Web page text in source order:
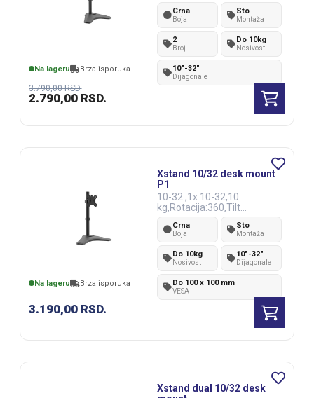
Na lageru Brza isporuka
3.790,00RSD.
2.790,00 RSD.
Crna
Boja
Sto
Montaža
2
Broj
Do 10kg
Nosivost
10"-32"
Dijagonale
Na lageru Brza isporuka
3.190,00 RSD.
Xstand 10/32 desk mount
P1
10-32 ,1x 10-32,10
kg,Rotacija:360,Tilt
Crna
Boja
Sto
Montaža
Do 10kg
Nosivost
10"-32"
Dijagonale
Do 100 x 100 mm
VESA
Xstand dual 10/32 desk